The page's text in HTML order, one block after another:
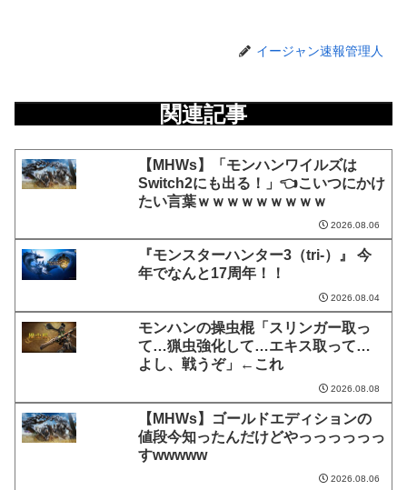
イージャン速報管理人
関連記事
【MHWs】「モンハンワイルズは
Switch2にも出る！」👈こいつにかけ
たい言葉ｗｗｗｗｗｗｗｗｗ
2026.08.06
『モンスターハンター3（tri-）』 今
年でなんと17周年！！
2026.08.04
モンハンの操虫棍「スリンガー取っ
て…猟虫強化して…エキス取って…
よし、戦うぞ」←これ
2026.08.08
【MHWs】ゴールドエディションの
値段今知ったんだけどやっっっっっっ
すwwwww
2026.08.06